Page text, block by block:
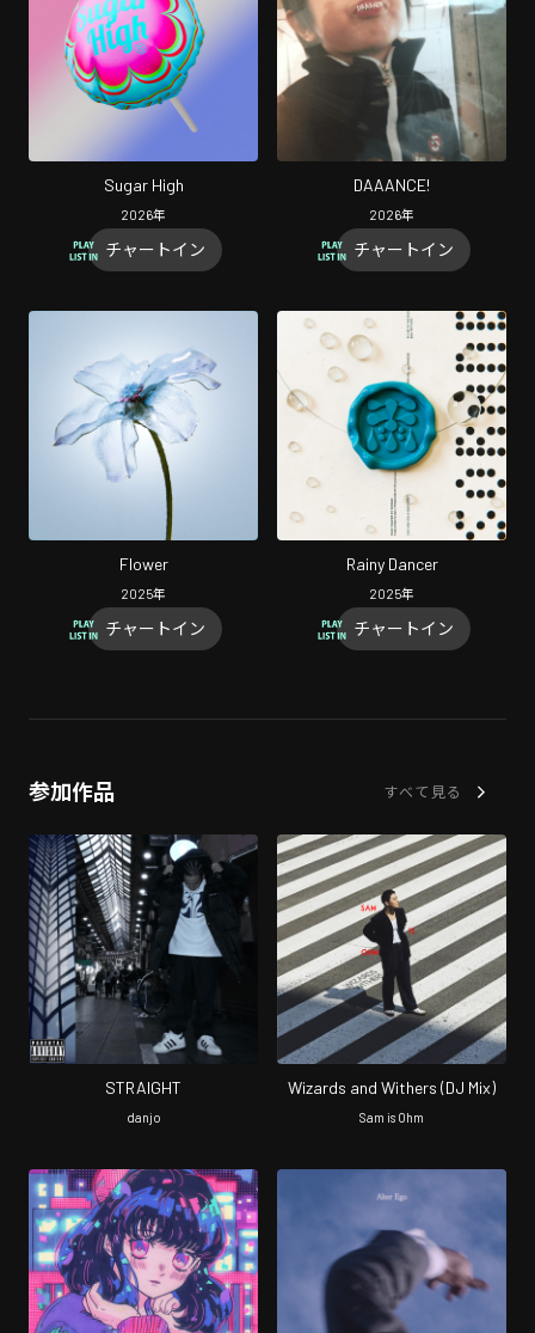
Sugar High
2026年
チャートイン
DAAANCE!
2026年
チャートイン
Flower
2025年
チャートイン
Rainy Dancer
2025年
チャートイン
参加作品 すべて見る
STRAIGHT
danjo
Wizards and Withers (DJ Mix)
Sam is Ohm